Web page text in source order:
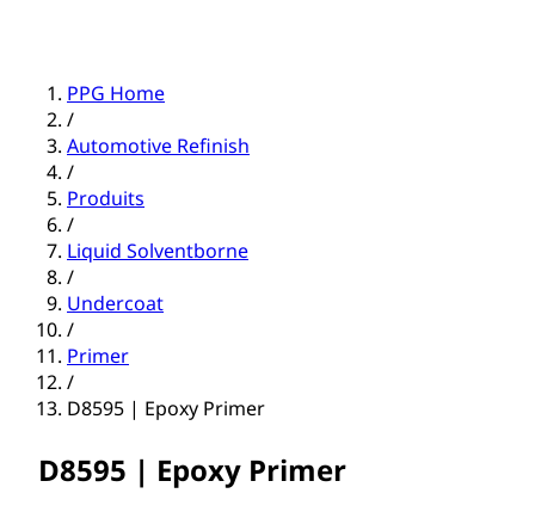
PPG Home
/
Automotive Refinish
/
Produits
/
Liquid Solventborne
/
Undercoat
/
Primer
/
D8595 | Epoxy Primer
D8595 | Epoxy Primer